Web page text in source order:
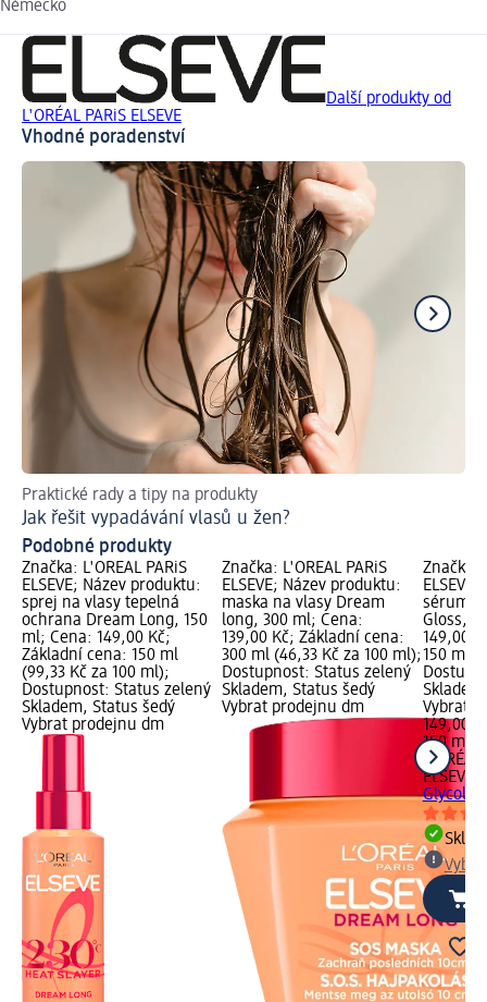
Německo
Další produkty od
L'ORÉAL PARiS ELSEVE
Vhodné poradenství
Praktické rady a tipy na produkty
Jak řešit vypadávání vlasů u žen?
Podobné produkty
Značka: L'ORÉAL PARiS
ELSEVE; Název produktu:
sprej na vlasy tepelná
ochrana Dream Long, 150
ml; Cena: 149,00 Kč;
Základní cena: 150 ml
(99,33 Kč za 100 ml);
Dostupnost: Status zelený
Skladem, Status šedý
Vybrat prodejnu dm
Značka: L'ORÉAL PARiS
ELSEVE; Název produktu:
maska na vlasy Dream
long, 300 ml; Cena:
139,00 Kč; Základní cena:
300 ml (46,33 Kč za 100 ml);
Dostupnost: Status zelený
Skladem, Status šedý
Vybrat prodejnu dm
Značka:
sérum
Gloss,
149,00
150 ml
Vybrat
149,00
150 ml
ELSEVE
Glycolic